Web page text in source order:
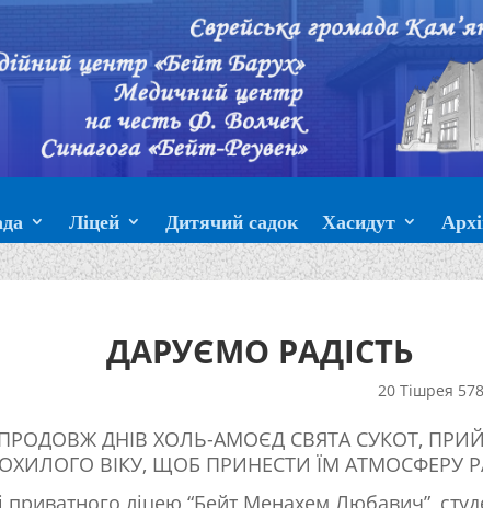
Ліцей Дитячий садок Хасидут
ДАРУЄМО РАДІСТЬ
20 Тішрея
ДНІВ ХОЛЬ-АМОЄД СВЯТА СУКОТ,
ВІКУ, ЩОБ ПРИНЕСТИ ЇМ АТМОСФЕРУ
приватного ліцею “Бейт Менахем Любавич”,